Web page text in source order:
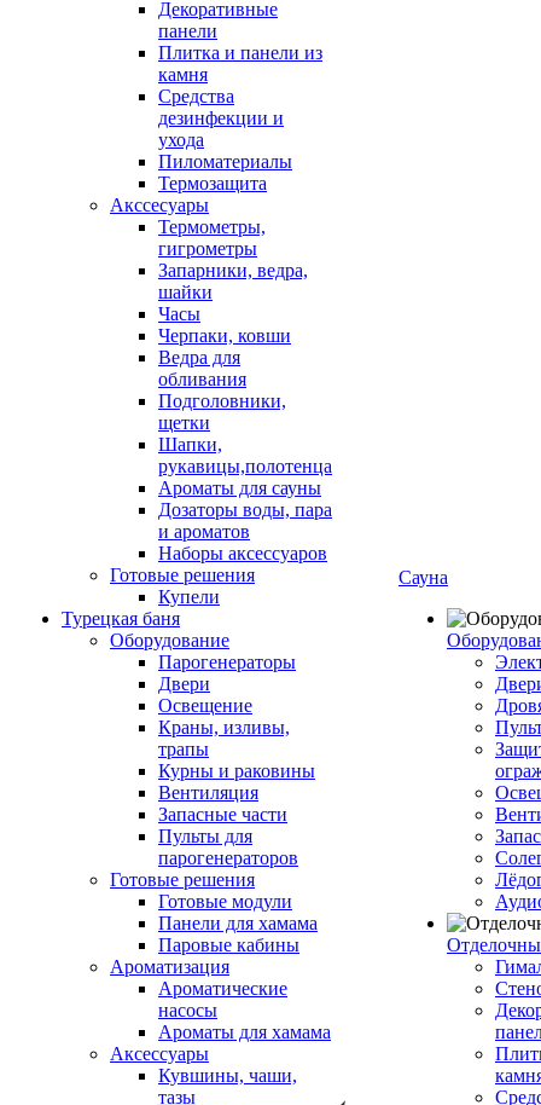
Декоративные
панели
Плитка и панели из
камня
Средства
дезинфекции и
ухода
Пиломатериалы
Термозащита
Аксcесуары
Термометры,
гигрометры
Запарники, ведра,
шайки
Часы
Черпаки, ковши
Ведра для
обливания
Подголовники,
щетки
Шапки,
рукавицы,полотенца
Ароматы для сауны
Дозаторы воды, пара
и ароматов
Наборы аксессуаров
Готовые решения
Купели
Турецкая баня
Оборудование
Парогенераторы
Двери
Освещение
Краны, изливы,
трапы
Курны и раковины
Вентиляция
Запасные части
Пульты для
парогенераторов
Готовые решения
Готовые модули
Панели для хамама
Паровые кабины
Ароматизация
Ароматические
насосы
Ароматы для хамама
Аксессуары
Кувшины, чаши,
тазы
Сауна